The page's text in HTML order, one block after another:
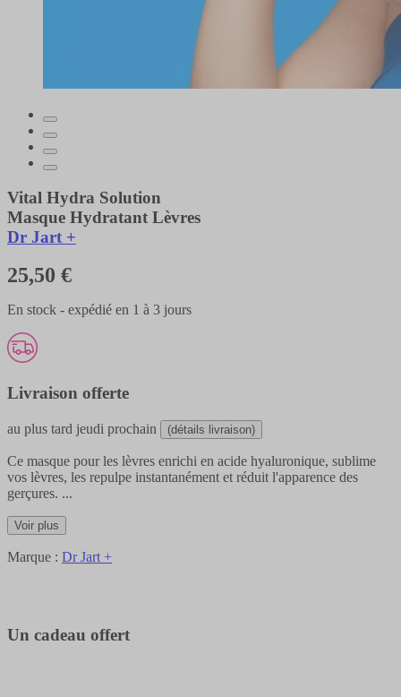
Vital Hydra Solution
Masque Hydratant Lèvres
Dr Jart +
25,50 €
En stock - expédié en 1 à 3 jours
Livraison offerte
au plus tard jeudi prochain (détails livraison)
Ce masque pour les lèvres enrichi en acide hyaluronique, sublime
vos lèvres, les repulpe instantanément et réduit l'apparence des
gerçures. ...
Voir plus
Marque : Dr Jart +
Un cadeau offert